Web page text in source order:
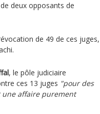
deux opposants de
de 49 de ces juges,
, le pôle judiciaire
ces 13 juges "pour des
une affaire purement